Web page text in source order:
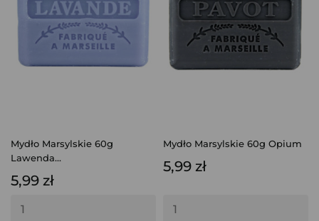
Mydło Marsylskie 60g
Lawenda...
5,99 zł
Mydło Marsylskie 60g Opium
5,99 zł